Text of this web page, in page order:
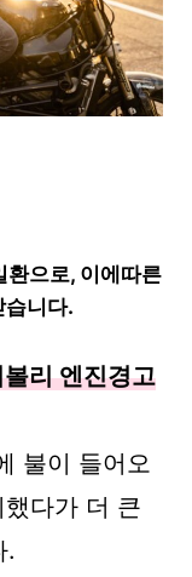
환으로, 이에따른
습니다.
리 엔진경고
불이 들어오
다가 더 큰
.